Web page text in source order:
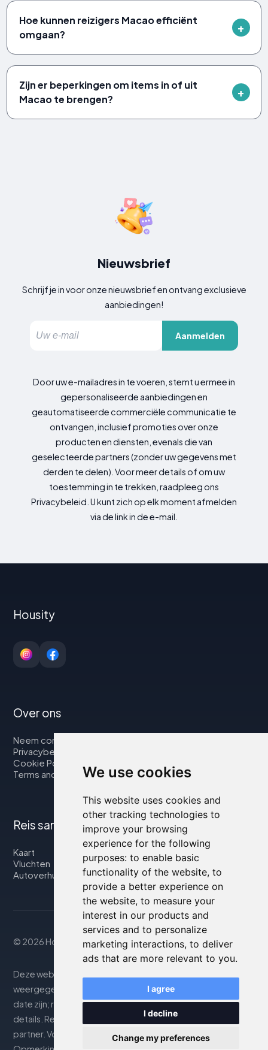
We use cookies
This website uses cookies and
other tracking technologies to
improve your browsing
experience for the following
purposes: to enable basic
functionality of the website, to
provide a better experience on
the website, to measure your
interest in our products and
services and to personalize
marketing interactions, to deliver
ads that are more relevant to you.
I agree
I decline
Change my preferences
Hoe kunnen reizigers Macao efficiënt
omgaan?
Zijn er beperkingen om items in of uit
Macao te brengen?
Nieuwsbrief
Schrijf je in voor onze nieuwsbrief en ontvang exclusieve
aanbiedingen!
Aanmelden
Door uw e-mailadres in te voeren, stemt u ermee in
gepersonaliseerde aanbiedingen en
geautomatiseerde commerciële communicatie te
ontvangen, inclusief promoties over onze
producten en diensten, evenals die van
geselecteerde partners (zonder uw gegevens met
derden te delen). Voor meer details of om uw
toestemming in te trekken, raadpleeg ons
Privacybeleid. U kunt zich op elk moment afmelden
via de link in de e-mail.
Housity
Over ons
Neem contact op met
Privacybeleid
Cookie Policy
Terms and Conditions
Reis samen met ons
Kaart
Vluchten
Autoverhuur
© 2026 Housity.net
Deze website biedt informatie uitsluitend ter. De
weergegeven informatie kan onnauwkeurig of niet up-to-
date zijn; raadpleeg de officiële website voor nauwkeurige
details. Reserveringen worden afgehandeld door onze
partner. Voor meer details, zie de sectie Juridische